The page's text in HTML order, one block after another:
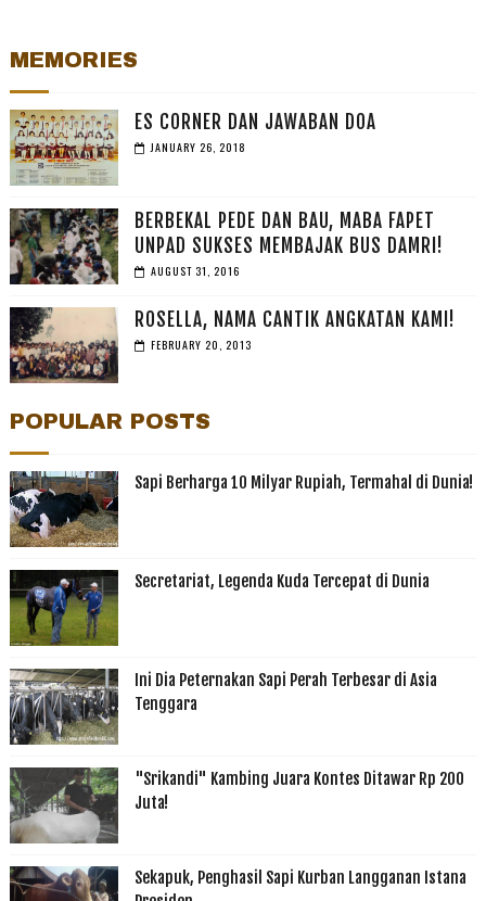
MEMORIES
ES CORNER DAN JAWABAN DOA
JANUARY 26, 2018
BERBEKAL PEDE DAN BAU, MABA FAPET
UNPAD SUKSES MEMBAJAK BUS DAMRI!
AUGUST 31, 2016
ROSELLA, NAMA CANTIK ANGKATAN KAMI!
FEBRUARY 20, 2013
POPULAR POSTS
Sapi Berharga 10 Milyar Rupiah, Termahal di Dunia!
Secretariat, Legenda Kuda Tercepat di Dunia
Ini Dia Peternakan Sapi Perah Terbesar di Asia
Tenggara
"Srikandi" Kambing Juara Kontes Ditawar Rp 200
Juta!
Sekapuk, Penghasil Sapi Kurban Langganan Istana